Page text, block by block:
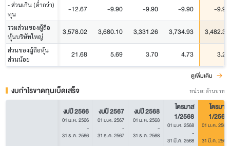
- ส่วนเกิน (ต่ำกว่า)
ทุน
-12.67 -9.90 -9.90 -9.90 -9.90
รวมส่วนของผู้ถือ
หุ้นบริษัทใหญ่
3,578.02 3,680.10 3,331.26 3,734.93 3,482.39
ส่วนของผู้ถือหุ้น
ส่วนน้อย
21.68 5.69 3.70 4.73 3.25
ดูเพิ่มเติม
งบกำไรขาดทุนเบ็ดเสร็จ หน่วย: ล้านบาท
งบปี 2566
01 ม.ค. 2566
-
31 ธ.ค. 2566
งบปี 2567
01 ม.ค. 2567
-
31 ธ.ค. 2567
งบปี 2568
01 ม.ค. 2568
-
31 ธ.ค. 2568
ไตรมาส
1/2568
01 ม.ค. 2568
-
31 มี.ค. 2568
ไตรมาส
1/2569
01 ม.ค. 2569
31 มี.ค. 2569